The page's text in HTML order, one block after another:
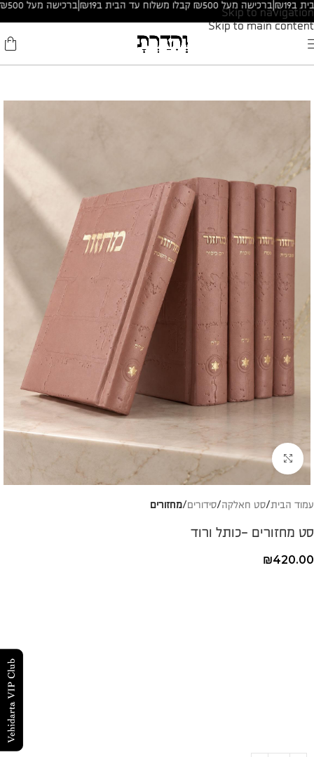
Skip to navigation
Skip to main content
ברכישה מעל ₪500 קבלו משלוח עד הבית ב₪19| ברכישה מעל ₪500 קבלו משלוח עד הבית ב₪19|
להגדלת התמונה
עמוד הבית סט חאלקה סידורים מחזורים
סט מחזורים -כותל ורוד
₪420.00